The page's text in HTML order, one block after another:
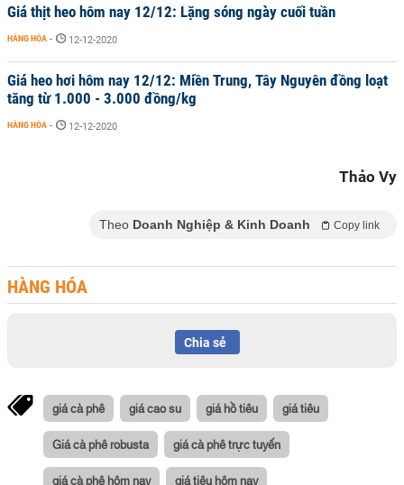
Giá thịt heo hôm nay 12/12: Lặng sóng ngày cuối tuần
HÀNG HÓA - 12-12-2020
Giá heo hơi hôm nay 12/12: Miền Trung, Tây Nguyên đồng loạt
tăng từ 1.000 - 3.000 đồng/kg
HÀNG HÓA - 12-12-2020
Thảo Vy
Theo Doanh Nghiệp & Kinh Doanh Copy link
HÀNG HÓA
Chia sẻ
giá cà phê giá cao su giá hồ tiêu giá tiêu
Giá cà phê robusta giá cà phê trực tuyến
giá cà phê hôm nay giá tiêu hôm nay